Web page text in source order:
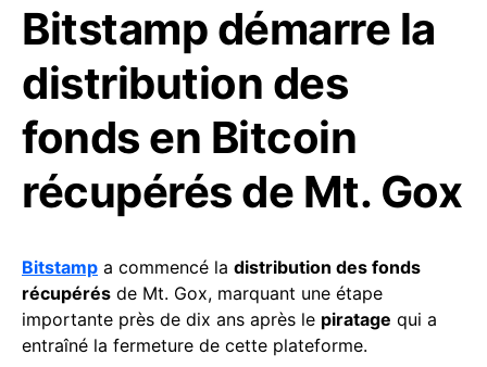
Bitstamp démarre la
distribution des
fonds en Bitcoin
récupérés de Mt. Gox
Bitstamp a commencé la distribution des fonds
récupérés de Mt. Gox, marquant une étape
importante près de dix ans après le piratage qui a
entraîné la fermeture de cette plateforme.